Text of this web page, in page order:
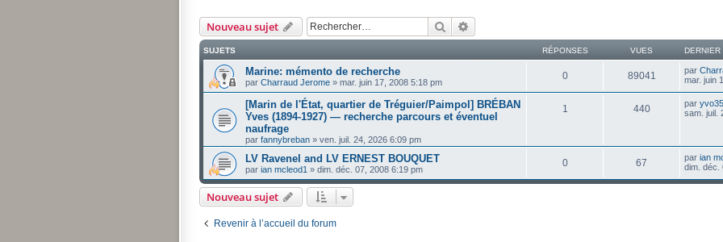
Nouveau sujet Rechercher
SUJETS RÉPONSES VUES
Marine: mémento de recherche
par Charraud Jerome » mar. juin 17, 2008 5:18 pm
0 89041 par
mar. juin
[Marin de l'État, quartier de Tréguier/Paimpol] BRÉBAN
Yves (1894-1927) — recherche parcours et éventuel
naufrage
par fannybreban » ven. juil. 24, 2026 6:09 pm
1 440 par yvo35
sam. juil.
LV Ravenel and LV ERNEST BOUQUET
par ian mcleod1 » dim. déc. 07, 2008 6:19 pm
0 67 par ian
dim. déc.
Nouveau sujet
Revenir à l’accueil du forum